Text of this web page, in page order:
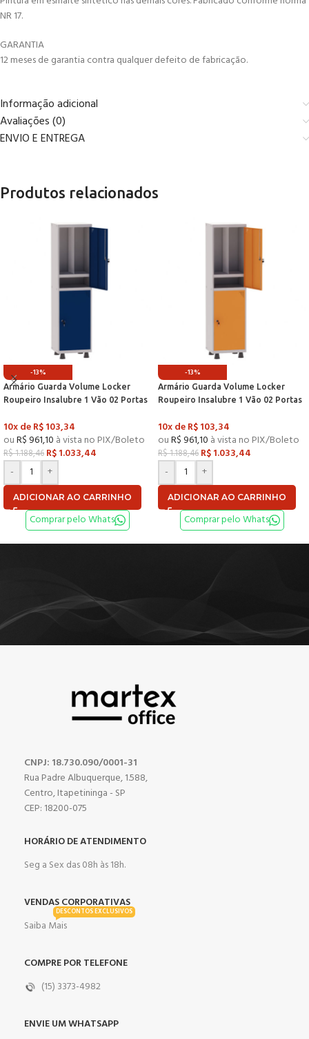
NR 17.
GARANTIA
12 meses de garantia contra qualquer defeito de fabricação.
Informação adicional
Avaliações (0)
ENVIO E ENTREGA
Produtos relacionados
-13%
Armário Guarda Volume Locker
Roupeiro Insalubre 1 Vão 02 Portas
Cinza e Azul Del Rey – Pand
10x deR$103,34
ouR$ 961,10 à vista no PIX/Boleto
R$1.188,46 R$1.033,44
-
+
ADICIONAR AO CARRINHO
Comprar pelo Whats
-13%
Armário Guarda Volume Locker
Roupeiro Insalubre 1 Vão 02 Portas
Cinza e Laranja Picasso – P
10x deR$103,34
ouR$ 961,10 à vista no PIX/Boleto
R$1.188,46 R$1.033,44
-
+
ADICIONAR AO CARRINHO
Comprar pelo Whats
CNPJ: 18.730.090/0001-31
Rua Padre Albuquerque, 1.588,
Centro, Itapetininga - SP
CEP: 18200-075
HORÁRIO DE ATENDIMENTO
Seg a Sex das 08h às 18h.
VENDAS CORPORATIVAS
Saiba Mais
DESCONTOS EXCLUSIVOS
COMPRE POR TELEFONE
(15) 3373-4982
ENVIE UM WHATSAPP